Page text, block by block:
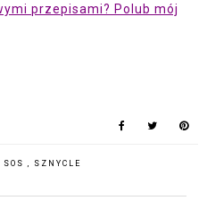
przepisami? Polub mój
SOS SZNYCLE